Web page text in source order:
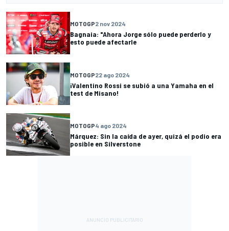
MOTOGP2 nov 2024
Bagnaia: "Ahora Jorge sólo puede perderlo y
esto puede afectarle
MOTOGP22 ago 2024
¡Valentino Rossi se subió a una Yamaha en el
test de Misano!
MOTOGP4 ago 2024
Márquez: Sin la caída de ayer, quizá el podio era
posible en Silverstone